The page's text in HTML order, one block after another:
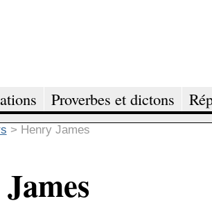
Proverbes et dictons
> Henry James